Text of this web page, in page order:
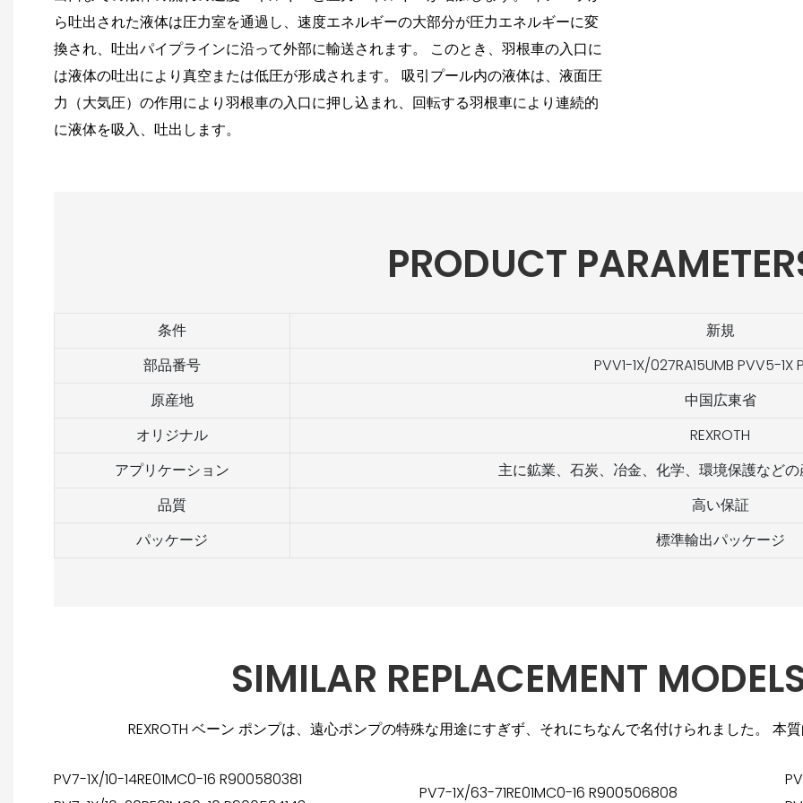
ら吐出された液体は圧力室を通過し、速度エネルギーの大部分が圧力エネルギーに変
換され、吐出パイプラインに沿って外部に輸送されます。 このとき、羽根車の入口に
は液体の吐出により真空または低圧が形成されます。 吸引プール内の液体は、液面圧
力（大気圧）の作用により羽根車の入口に押し込まれ、回転する羽根車により連続的
に液体を吸入、吐出します。
PRODUCT
条件
新規
部品番号
PVV1-1X/027RA15UMB PVV5-1X
原産地
中国広東省
オリジナル
REXROTH
アプリケーション
主に鉱業、石炭、冶金、化学、環境保護などの
品質
高い保証
パッケージ
標準輸出パッケージ
SIMILAR REPLACEMENT
REXROTH ベーン ポンプは、遠心ポンプの特殊な用途にすぎず、それにちなんで名付けられました。 本
PV7-1X/10-14RE01MC0-16 R900580381
PV7-1X/63-71RE01MC0-16 R900506808